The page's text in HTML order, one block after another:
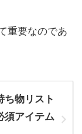
重要なのであ
ち物リスト
須アイテム